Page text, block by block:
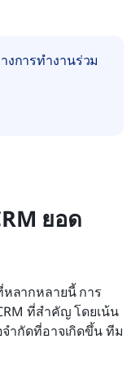
งการทำงานร่วม
ยอด
ลากหลายนี้ การ
ที่สำคัญ โดยเน้น
ำกัดที่อาจเกิดขึ้น ทีม